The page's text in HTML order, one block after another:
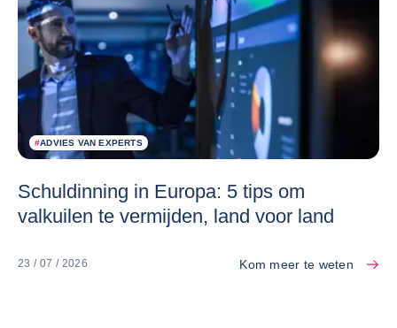
#ADVIES VAN EXPERTS
Schuldinning in Europa: 5 tips om
valkuilen te vermijden, land voor land
23 / 07 / 2026 Kom meer te weten